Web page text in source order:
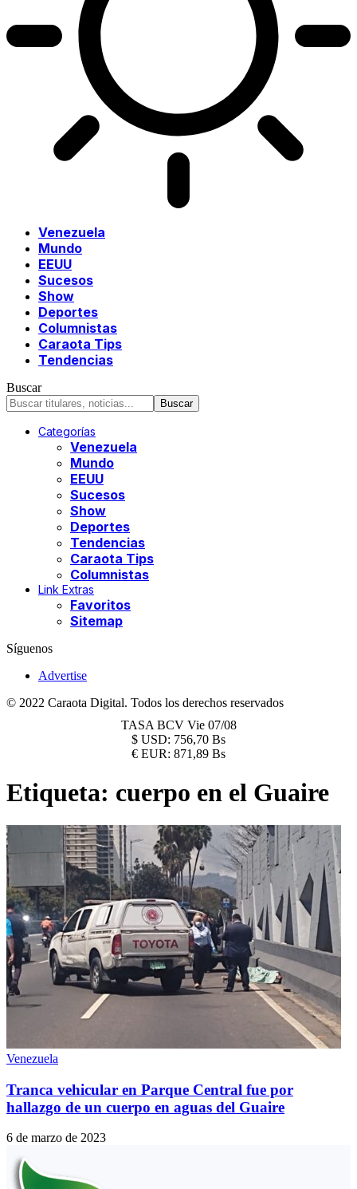
Venezuela
Mundo
EEUU
Sucesos
Show
Deportes
Columnistas
Caraota Tips
Tendencias
Buscar
Categorías
Venezuela
Mundo
EEUU
Sucesos
Show
Deportes
Tendencias
Caraota Tips
Columnistas
Link Extras
Favoritos
Sitemap
Síguenos
Advertise
© 2022 Caraota Digital. Todos los derechos reservados
TASA BCV Vie 07/08
$ USD: 756,70 Bs
€ EUR: 871,89 Bs
Etiqueta: cuerpo en el Guaire
Venezuela
Tranca vehicular en Parque Central fue por
hallazgo de un cuerpo en aguas del Guaire
6 de marzo de 2023